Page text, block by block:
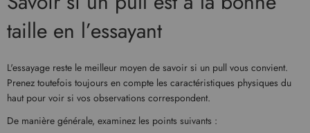
taille en l’essayant
L'essayage reste le meilleur moyen de savoir si un pull vous convient.
Prenez toutefois toujours en compte les caractéristiques physiques du
haut pour voir si vos observations correspondent.
De manière générale, examinez les points suivants :